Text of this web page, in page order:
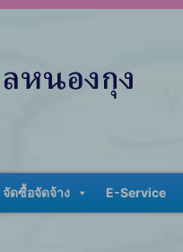
จัดซื้อจัดจ้าง E-Service